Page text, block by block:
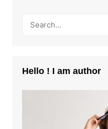
Hello ! I am author